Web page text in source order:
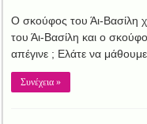
Ο σκούφος του Άι-Βασίλη
του Άι-Βασίλη και ο
απέγινε ; Ελάτε να
Συνέχεια »